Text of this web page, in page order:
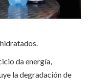
da energía,
la degradación de